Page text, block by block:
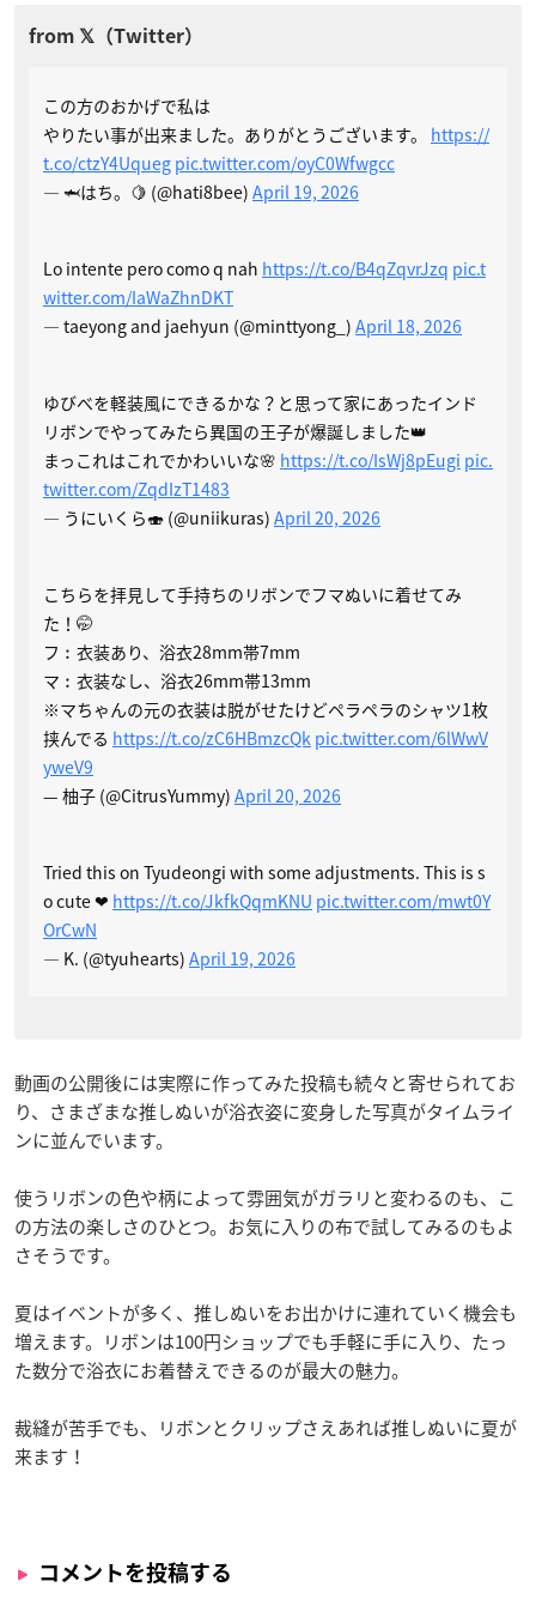
この方のおかげで私は
やりたい事が出来ました。ありがとうございます。 https://
t.co/ctzY4Uqueg pic.twitter.com/oyC0Wfwgcc
— 🦈はち。🍋 (@hati8bee) April 19, 2026
Lo intente pero como q nah https://t.co/B4qZqvrJzq pic.t
witter.com/IaWaZhnDKT
— taeyong and jaehyun (@minttyong_) April 18, 2026
ゆびべを軽装風にできるかな？と思って家にあったインド
リボンでやってみたら異国の王子が爆誕しました👑
まっこれはこれでかわいいな🌸 https://t.co/IsWj8pEugi pic.
twitter.com/ZqdIzT1483
— うにいくら🍣 (@uniikuras) April 20, 2026
こちらを拝見して手持ちのリボンでフマぬいに着せてみ
た！🤭
フ︰衣装あり、浴衣28mm帯7mm
マ︰衣装なし、浴衣26mm帯13mm
※マちゃんの元の衣装は脱がせたけどペラペラのシャツ1枚
挟んでる https://t.co/zC6HBmzcQk pic.twitter.com/6lWwV
yweV9
— 柚子 (@CitrusYummy) April 20, 2026
Tried this on Tyudeongi with some adjustments. This is s
o cute ❤ https://t.co/JkfkQqmKNU pic.twitter.com/mwt0Y
OrCwN
— K. (@tyuhearts) April 19, 2026
動画の公開後には実際に作ってみた投稿も続々と寄せられてお
り、さまざまな推しぬいが浴衣姿に変身した写真がタイムライ
ンに並んでいます。
使うリボンの色や柄によって雰囲気がガラリと変わるのも、こ
の方法の楽しさのひとつ。お気に入りの布で試してみるのもよ
さそうです。
夏はイベントが多く、推しぬいをお出かけに連れていく機会も
増えます。リボンは100円ショップでも手軽に手に入り、たっ
た数分で浴衣にお着替えできるのが最大の魅力。
裁縫が苦手でも、リボンとクリップさえあれば推しぬいに夏が
来ます！
コメントを投稿する